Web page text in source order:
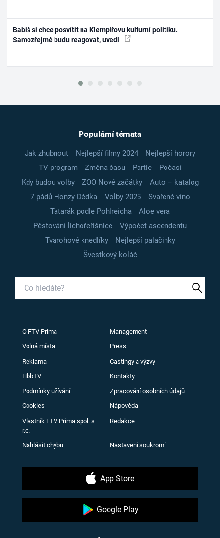
Babiš si chce posvítit na Klempířovu kulturní politiku.
Samozřejmě budu reagovat, uvedl
Populární témata
Jak zhubnout Nejlepší filmy 2024
Nejlepší horory
TV program
Změna času Partie
Počasí
Kdy budou volby
ZOO Nové začátky
Auto – katalog
7 pádů Honzy Dědka
Volby 2025
Svařené víno
Tatarák podle Pohlreicha
Aloe vera
Pěstování lichořeřišnice
Výpočet ascendentu
Tvarohové knedlíky
Nejlepší palačinky
Švestkový koláč
O FTV Prima Management
Volná místa Press
Reklama Castingy a výzvy
HbbTV Kontakty
Podmínky užívání Zpracování osobních údajů
Cookies Nápověda
Vlastník FTV Prima spol. s
r.o.
Redakce
Nahlásit chybu Nastavení soukromí
App Store
Google Play